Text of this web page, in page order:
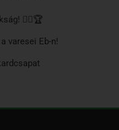
🏊‍♂️🏆
varesei Eb-n!